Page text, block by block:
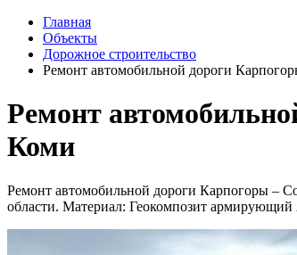
Главная
Объекты
Дорожное строительство
Ремонт автомобильной дороги
Ремонт
Коми
Ремонт автомобильной дороги Карпогоры –
области. Материал: Геокомпозит